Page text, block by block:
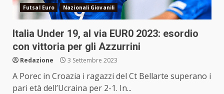
Futsal Euro Nazionali Giovanili
Italia Under 19, al via EUR0 2023: esordio
con vittoria per gli Azzurrini
Redazione 3 Settembre 2023
A Porec in Croazia i ragazzi del Ct Bellarte superano i
pari età dell’Ucraina per 2-1. In...